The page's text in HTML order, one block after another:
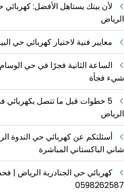
لأن بيتك يستاهل الأفضل:
الرياض
معايير فنية لاختيار كهربائي حي
الساعة الثانية فجرًا في حي
شيء فجأة
5 خطوات قبل ما تتصل
الرياض
أسئلتكم عن كهربائي حي الندوة
شاني الباكستاني المباشرة
كهربائي حي الجنادرية الرياض |
0598262587